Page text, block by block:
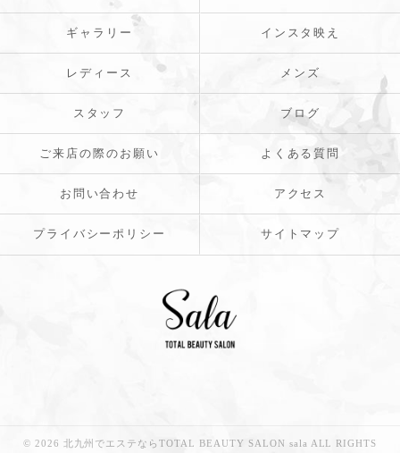
ギャラリー インスタ映え
レディース メンズ
スタッフ ブログ
ご来店の際のお願い よくある質問
お問い合わせ アクセス
プライバシーポリシー サイトマップ
© 2026 北九州でエステならTOTAL BEAUTY SALON sala ALL RIGHTS